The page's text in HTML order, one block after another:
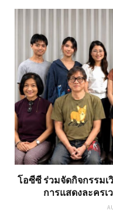
โอซีซี ร่วมจัดกิจกรรม
การแสดงละครเว